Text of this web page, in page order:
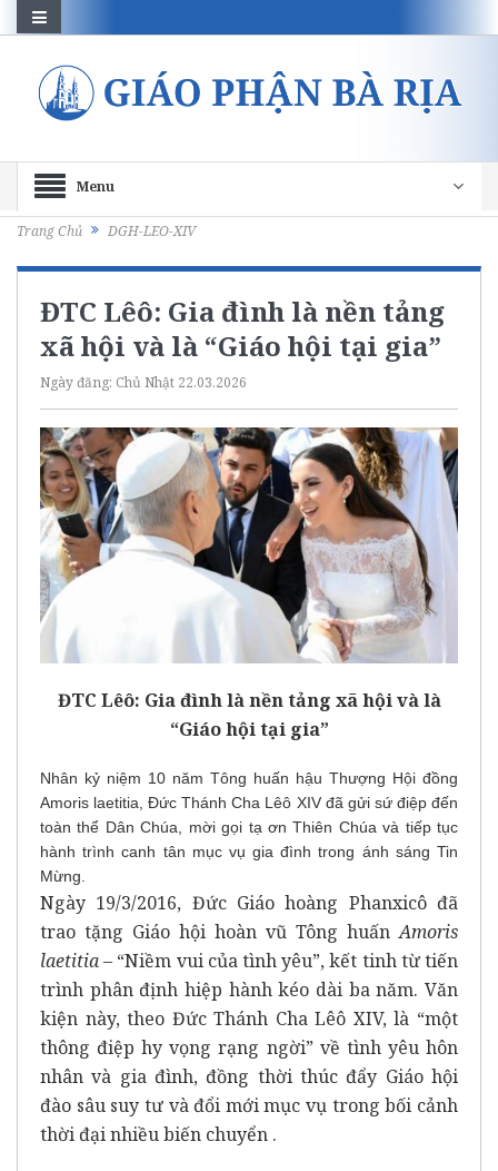
Menu
Trang Chủ DGH-LEO-XIV
ĐTC Lêô: Gia đình là nền tảng
xã hội và là “Giáo hội tại gia”
Ngày đăng: Chủ Nhật 22.03.2026
ĐTC Lêô: Gia đình là nền tảng xã hội và là
“Giáo hội tại gia”
Nhân kỷ niệm 10 năm Tông huấn hậu Thượng Hội đồng
Amoris laetitia, Đức Thánh Cha Lêô XIV đã gửi sứ điệp đến
toàn thể Dân Chúa, mời gọi tạ ơn Thiên Chúa và tiếp tục
hành trình canh tân mục vụ gia đình trong ánh sáng Tin
Mừng.
Ngày 19/3/2016, Đức Giáo hoàng Phanxicô đã
trao tặng Giáo hội hoàn vũ Tông huấnAmoris
laetitia– “Niềm vui của tình yêu”, kết tinh từ tiến
trình phân định hiệp hành kéo dài ba năm. Văn
kiện này, theo Đức Thánh Cha Lêô XIV, là “một
thông điệp hy vọng rạng ngời” về tình yêu hôn
nhân và gia đình, đồng thời thúc đẩy Giáo hội
đào sâu suy tư và đổi mới mục vụ trong bối cảnh
thời đại nhiều biến chuyển .